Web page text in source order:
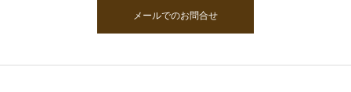
メールでのお問合せ